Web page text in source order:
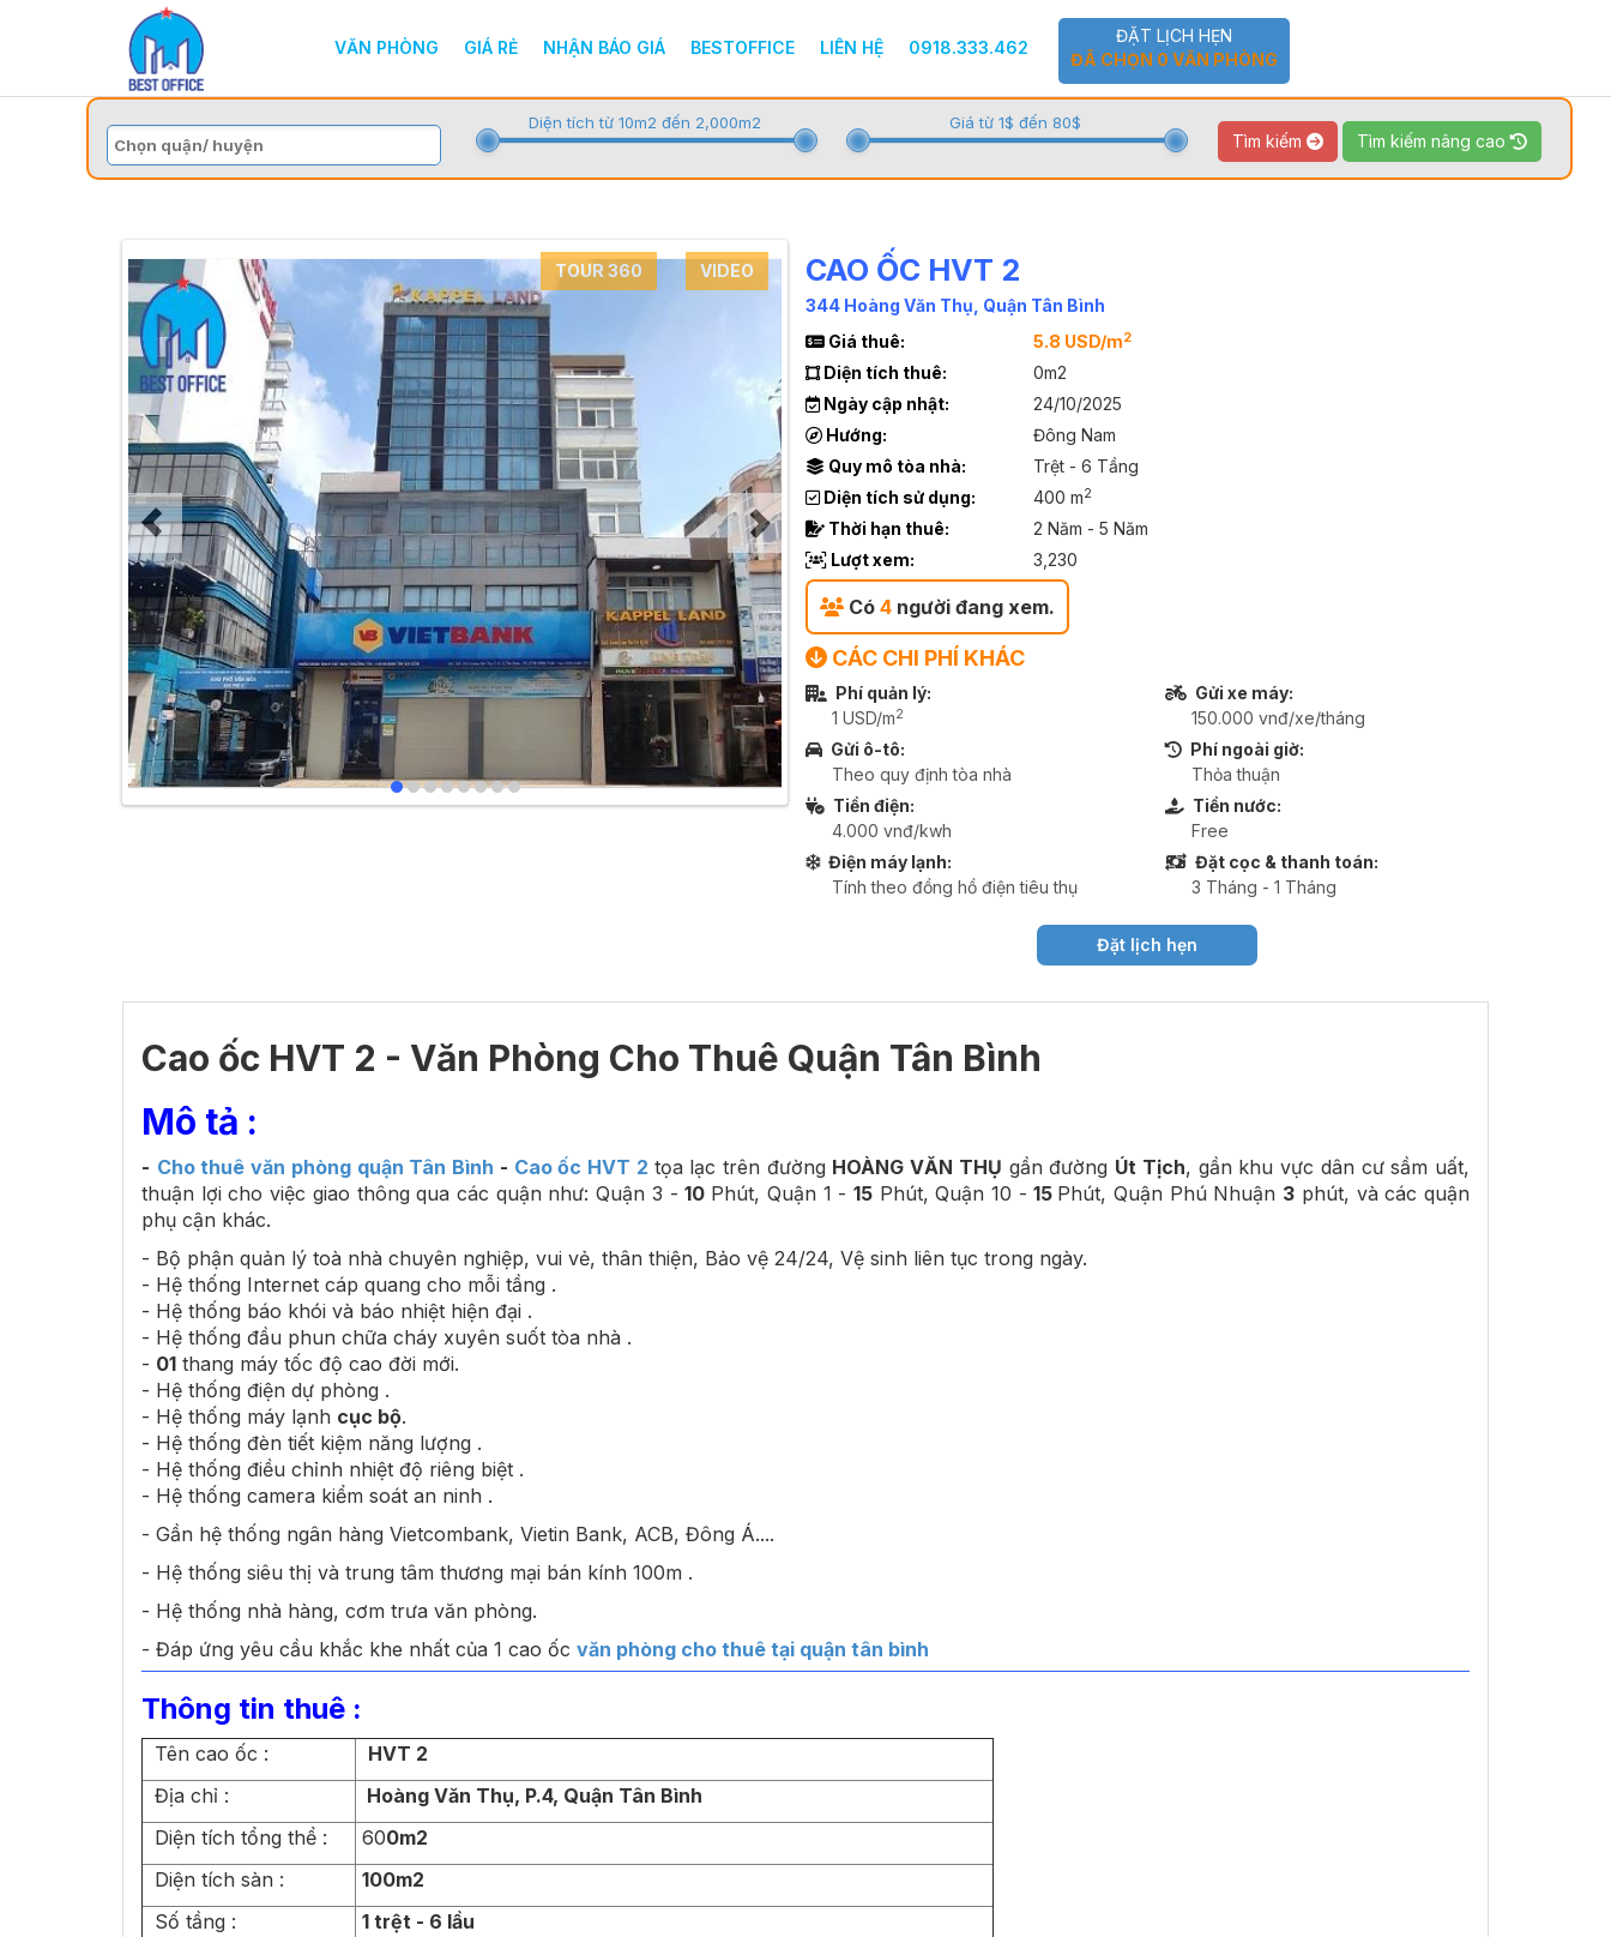
VĂN PHÒNG GIÁ RẺ NHẬN BÁO GIÁ BESTOFFICE LIÊN HỆ 0918.333.462
ĐẶT LỊCH HẸN
ĐÃ CHỌN 0 VĂN PHÒNG
Diện tích từ 10m2 đến 2,000m2 Giá từ 1$ đến 80$
Tìm kiếm Tìm kiếm nâng cao
TOUR 360 VIDEO CAO ỐC HVT 2
344 Hoàng Văn Thụ, Quận Tân Bình
Giá thuê:
5.8 USD/m2
Diện tích thuê:
0m2
Ngày cập nhật:
24/10/2025
Hướng:
Đông Nam
Quy mô tòa nhà:
Trệt - 6 Tầng
Diện tích sử dụng:
400 m2
Thời hạn thuê:
2 Năm - 5 Năm
Lượt xem:
3,230
Có 4 người đang xem.
CÁC CHI PHÍ KHÁC
Phí quản lý:
1 USD/m2
Gửi xe máy:
150.000 vnđ/xe/tháng
Gửi ô-tô:
Theo quy định tòa nhà
Phí ngoài giờ:
Thỏa thuận
Tiền điện:
4.000 vnđ/kwh
Tiền nước:
Free
Điện máy lạnh:
Tính theo đồng hồ điện tiêu thụ
Đặt cọc & thanh toán:
3 Tháng - 1 Tháng
Đặt lịch hẹn
Cao ốc HVT 2 - Văn Phòng Cho Thuê Quận Tân Bình
Mô tả :
- Cho thuê văn phòng quận Tân Bình - Cao ốc HVT 2 tọa lạc trên đường HOÀNG VĂN THỤ gần đường Út Tịch, gần khu vực dân cư sầm uất,
thuận lợi cho việc giao thông qua các quận như: Quận 3 -10 Phút, Quận 1 - 15Phút, Quận 10 - 15 Phút, Quận Phú Nhuận 3 phút, và các quận
phụ cận khác.
- Bộ phận quản lý toà nhà chuyên nghiệp, vui vẻ, thân thiện, Bảo vệ 24/24, Vệ sinh liên tục trong ngày.
- Hệ thống Internet cáp quang cho mỗi tầng .
- Hệ thống báo khói và báo nhiệt hiện đại .
- Hệ thống đầu phun chữa cháy xuyên suốt tòa nhà .
- 01 thang máy tốc độ cao đời mới.
- Hệ thống điện dự phòng .
- Hệ thống máy lạnh cục bộ.
- Hệ thống đèn tiết kiệm năng lượng .
- Hệ thống điều chỉnh nhiệt độ riêng biệt .
- Hệ thống camera kiểm soát an ninh .
- Gần hệ thống ngân hàng Vietcombank, Vietin Bank, ACB, Đông Á....
- Hệ thống siêu thị và trung tâm thương mại bán kính 100m .
- Hệ thống nhà hàng, cơm trưa văn phòng.
- Đáp ứng yêu cầu khắc khe nhất của 1 cao ốc văn phòng cho thuê tại quận tân bình
Thông tin thuê :
Tên cao ốc :
HVT 2
Địa chỉ :
Hoàng Văn Thụ, P.4, Quận Tân Bình
Diện tích tổng thể :
600m2
Diện tích sàn :
100m2
Số tầng :
1 trệt - 6 lầu